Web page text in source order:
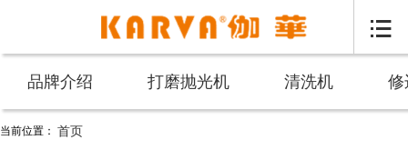

品牌介绍 打磨抛光机 清洗机 修
当前位置： 首页